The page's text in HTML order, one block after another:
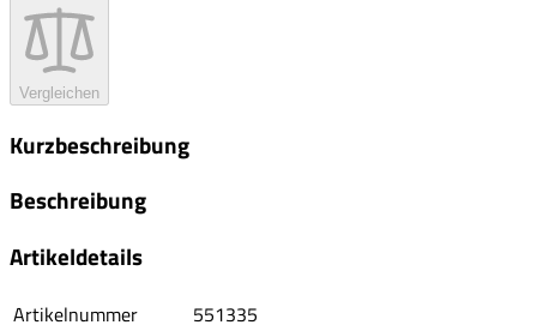
Vergleichen
Kurzbeschreibung
Beschreibung
Artikeldetails
Artikelnummer
551335